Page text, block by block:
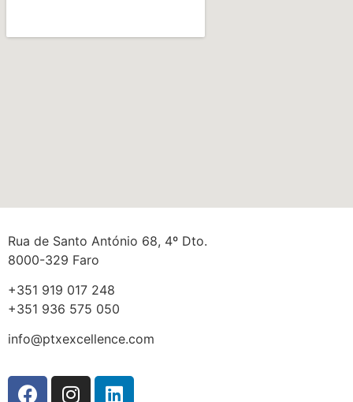
Rua de Santo António 68, 4º Dto.
8000-329 Faro
+351 919 017 248
+351 936 575 050
info@ptxexcellence.com